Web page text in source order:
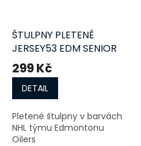
ŠTULPNY PLETENÉ
JERSEY53 EDM SENIOR
299 Kč
DETAIL
Pletené štulpny v barvách
NHL týmu Edmontonu
Oilers